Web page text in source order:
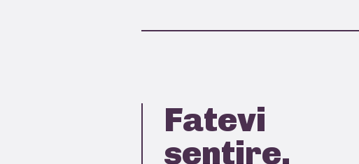
Fatevi
sentire.